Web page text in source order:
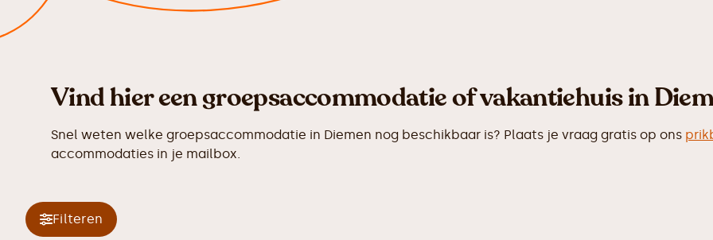
Vind hier een groepsaccommodatie of vakantiehuis in
Snel weten welke groepsaccommodatie in Diemen nog beschikbaar is? Plaats je vraag gratis op ons
accommodaties in je mailbox.
Filteren